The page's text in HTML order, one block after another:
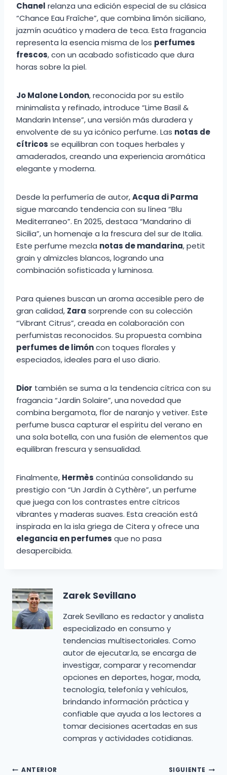
Chanel relanza una edición especial de su clásica
“Chance Eau Fraîche”, que combina limón siciliano,
jazmín acuático y madera de teca. Esta fragancia
representa la esencia misma de los perfumes
frescos, con un acabado sofisticado que dura
horas sobre la piel.
Jo Malone London, reconocida por su estilo
minimalista y refinado, introduce “Lime Basil &
Mandarin Intense”, una versión más duradera y
envolvente de su ya icónico perfume. Las notas de
cítricos se equilibran con toques herbales y
amaderados, creando una experiencia aromática
elegante y moderna.
Desde la perfumería de autor,Acqua di Parma
sigue marcando tendencia con su línea “Blu
Mediterraneo”. En 2025, destaca “Mandarino di
Sicilia”, un homenaje a la frescura del sur de Italia.
Este perfume mezcla notas de mandarina, petit
grain y almizcles blancos, logrando una
combinación sofisticada y luminosa.
Para quienes buscan un aroma accesible pero de
gran calidad, Zara sorprende con su colección
“Vibrant Citrus”, creada en colaboración con
perfumistas reconocidos. Su propuesta combina
perfumes de limóncon toques florales y
especiados, ideales para el uso diario.
Dior también se suma a la tendencia cítrica con su
fragancia “Jardin Solaire”, una novedad que
combina bergamota, flor de naranjo y vetiver. Este
perfume busca capturar el espíritu del verano en
una sola botella, con una fusión de elementos que
equilibran frescura y sensualidad.
Finalmente, Hermès continúa consolidando su
prestigio con “Un Jardín à Cythère”, un perfume
que juega con los contrastes entre cítricos
vibrantes y maderas suaves. Esta creación está
inspirada en la isla griega de Citera y ofrece una
elegancia en perfumes que no pasa
desapercibida.
Zarek Sevillano
Zarek Sevillano es redactor y analista
especializado en consumo y
tendencias multisectoriales. Como
autor de ejecutar.la, se encarga de
investigar, comparar y recomendar
opciones en deportes, hogar, moda,
tecnología, telefonía y vehículos,
brindando información práctica y
confiable que ayuda a los lectores a
tomar decisiones acertadas en sus
compras y actividades cotidianas.
ANTERIOR SIGUIENTE